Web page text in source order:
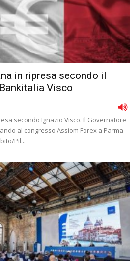
in ripresa secondo il
Visco
secondo Ignazio Visco. Il Governatore
al congresso Assiom Forex a Parma
Pil...